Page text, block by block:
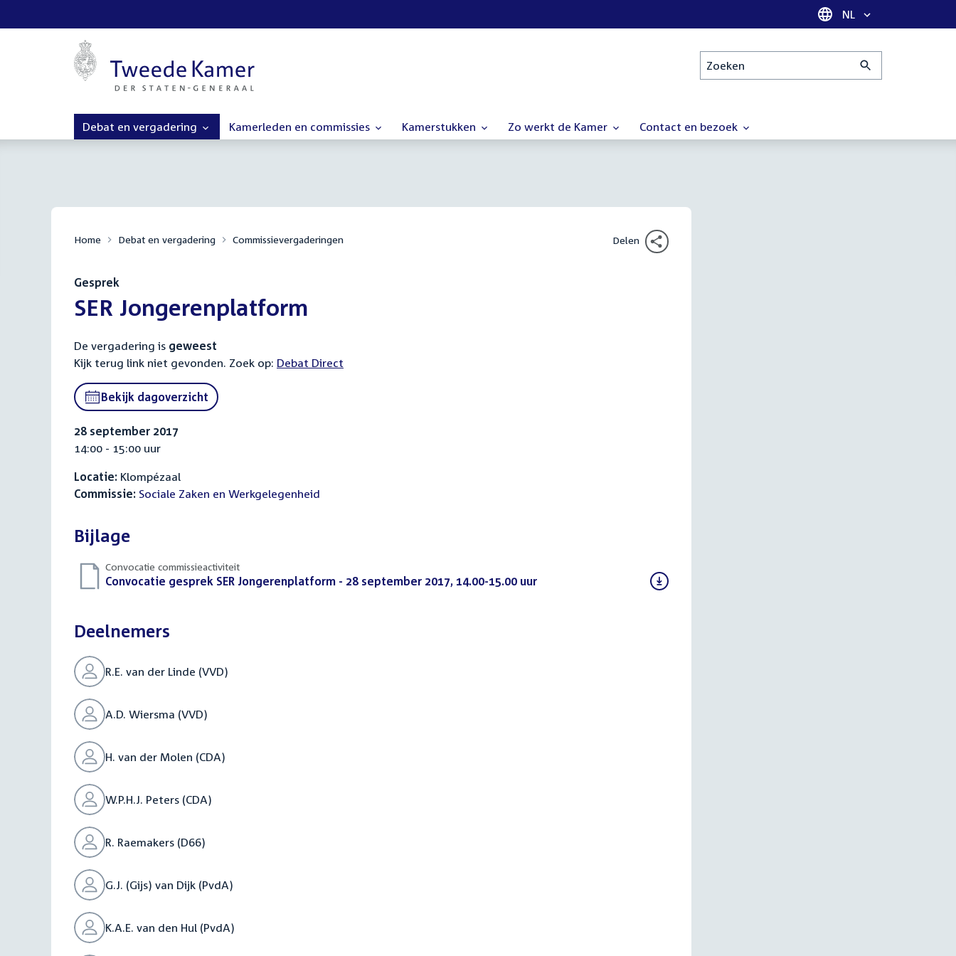
Taal selectie
NL
Zoeken
Debat en vergadering Kamerleden en commissies Kamerstukken Zo werkt de Kamer Contact en bezoek
Home Debat en vergadering Commissievergaderingen Delen
Gesprek
:SER Jongerenplatform
De vergadering is geweest
Kijk terug link niet gevonden. Zoek op: Debat Direct
Bekijk dagoverzicht
28 september 2017
14:00 - 15:00 uur
Locatie: Klompézaal
Commissie: Sociale Zaken en Werkgelegenheid
Bijlage
Convocatie commissieactiviteit
Download
Convocatie gesprek SER Jongerenplatform - 28 september 2017, 14.00-15.00 uur
Deelnemers
R.E. van der Linde (VVD)
A.D. Wiersma (VVD)
H. van der Molen (CDA)
W.P.H.J. Peters (CDA)
R. Raemakers (D66)
G.J. (Gijs) van Dijk (PvdA)
K.A.E. van den Hul (PvdA)